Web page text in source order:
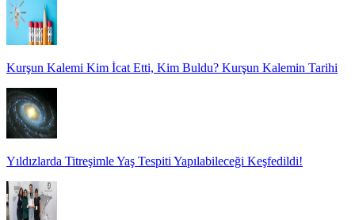
Kurşun Kalemi Kim İcat Etti, Kim Buldu? Kurşun Kalemin Tarihi
Yıldızlarda Titreşimle Yaş Tespiti Yapılabileceği Keşfedildi!